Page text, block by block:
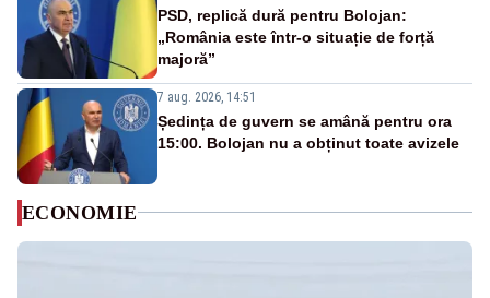
PSD, replică dură pentru Bolojan:
„România este într-o situație de forță
majoră”
7 aug. 2026, 14:51
Ședința de guvern se amână pentru ora
15:00. Bolojan nu a obținut toate avizele
ECONOMIE